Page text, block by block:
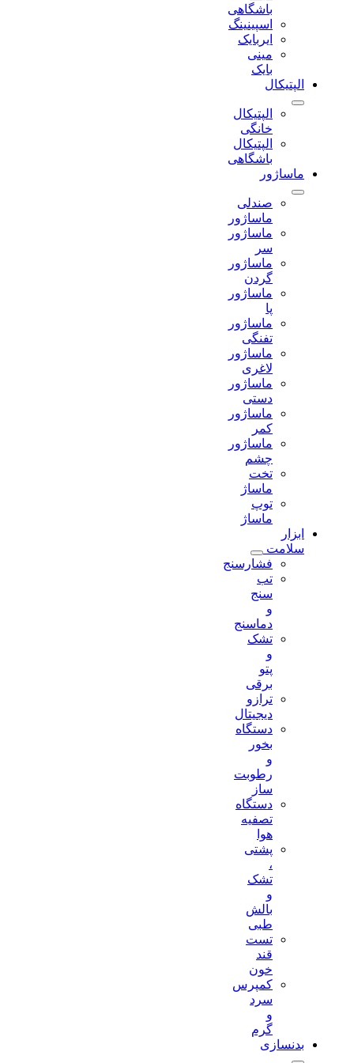
باشگاهی
اسپینینگ
ایربایک
مینی
الپتیکال
الپتیکال
خانگی
الپتیکال
باشگاهی
ماساژور
صندلی
ماساژور
ماساژور
ماساژور
ماساژور
ماساژور
تفنگی
ماساژور
لاغری
ماساژور
دستی
ماساژور
ماساژور
تخت
ماساژ
توپ
ماساژ
ابزار
سلامت
فشارسنج
دماسنج
تشک
ترازو
دیجیتال
دستگاه
رطوبت
دستگاه
تصفیه
پشتی
تست
کمپرس
بدنسازی